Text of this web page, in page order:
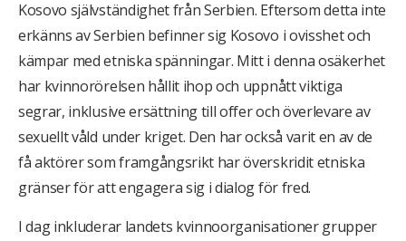
Kosovo självständighet från Serbien. Eftersom detta inte
erkänns av Serbien befinner sig Kosovo i ovisshet och
kämpar med etniska spänningar. Mitt i denna osäkerhet
har kvinnorörelsen hållit ihop och uppnått viktiga
segrar, inklusive ersättning till offer och överlevare av
sexuellt våld under kriget. Den har också varit en av de
få aktörer som framgångsrikt har överskridit etniska
gränser för att engagera sig i dialog för fred.
I dag inkluderar landets kvinnoorganisationer grupper